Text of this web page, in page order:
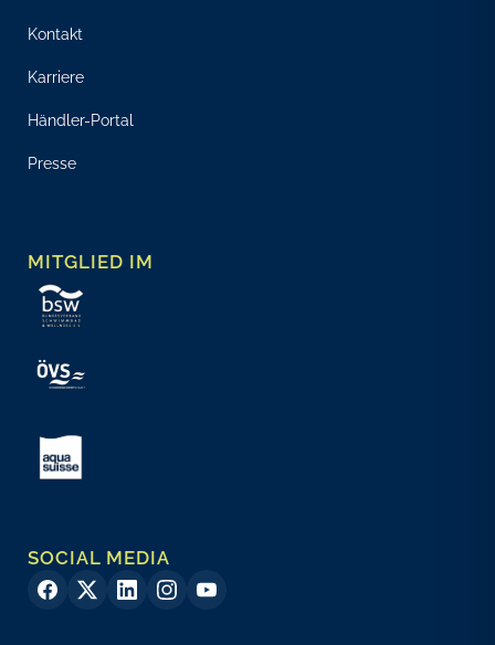
Kontakt
Karriere
Händler-Portal
Presse
MITGLIED IM
SOCIAL MEDIA